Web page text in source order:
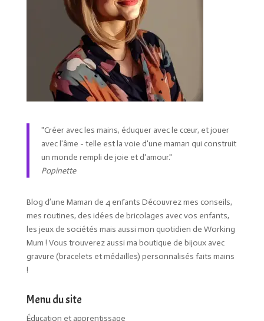
"Créer avec les mains, éduquer avec le cœur, et jouer
avec l'âme - telle est la voie d'une maman qui construit
un monde rempli de joie et d'amour."
Popinette
Blog d’une Maman de 4 enfants Découvrez mes conseils,
mes routines, des idées de bricolages avec vos enfants,
les jeux de sociétés mais aussi mon quotidien de Working
Mum ! Vous trouverez aussi ma boutique de bijoux avec
gravure (bracelets et médailles) personnalisés faits mains
!
Menu du site
Éducation et apprentissage